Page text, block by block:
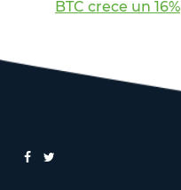
BTC crece un 16%